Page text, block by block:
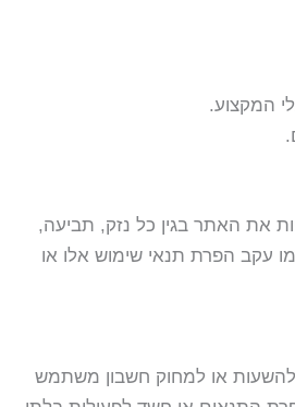
המקצוע.
את האתר בגין כל נזק, תביעה,
עקב הפרת תנאי שימוש אלו או
או למחוק חשבון משתמש